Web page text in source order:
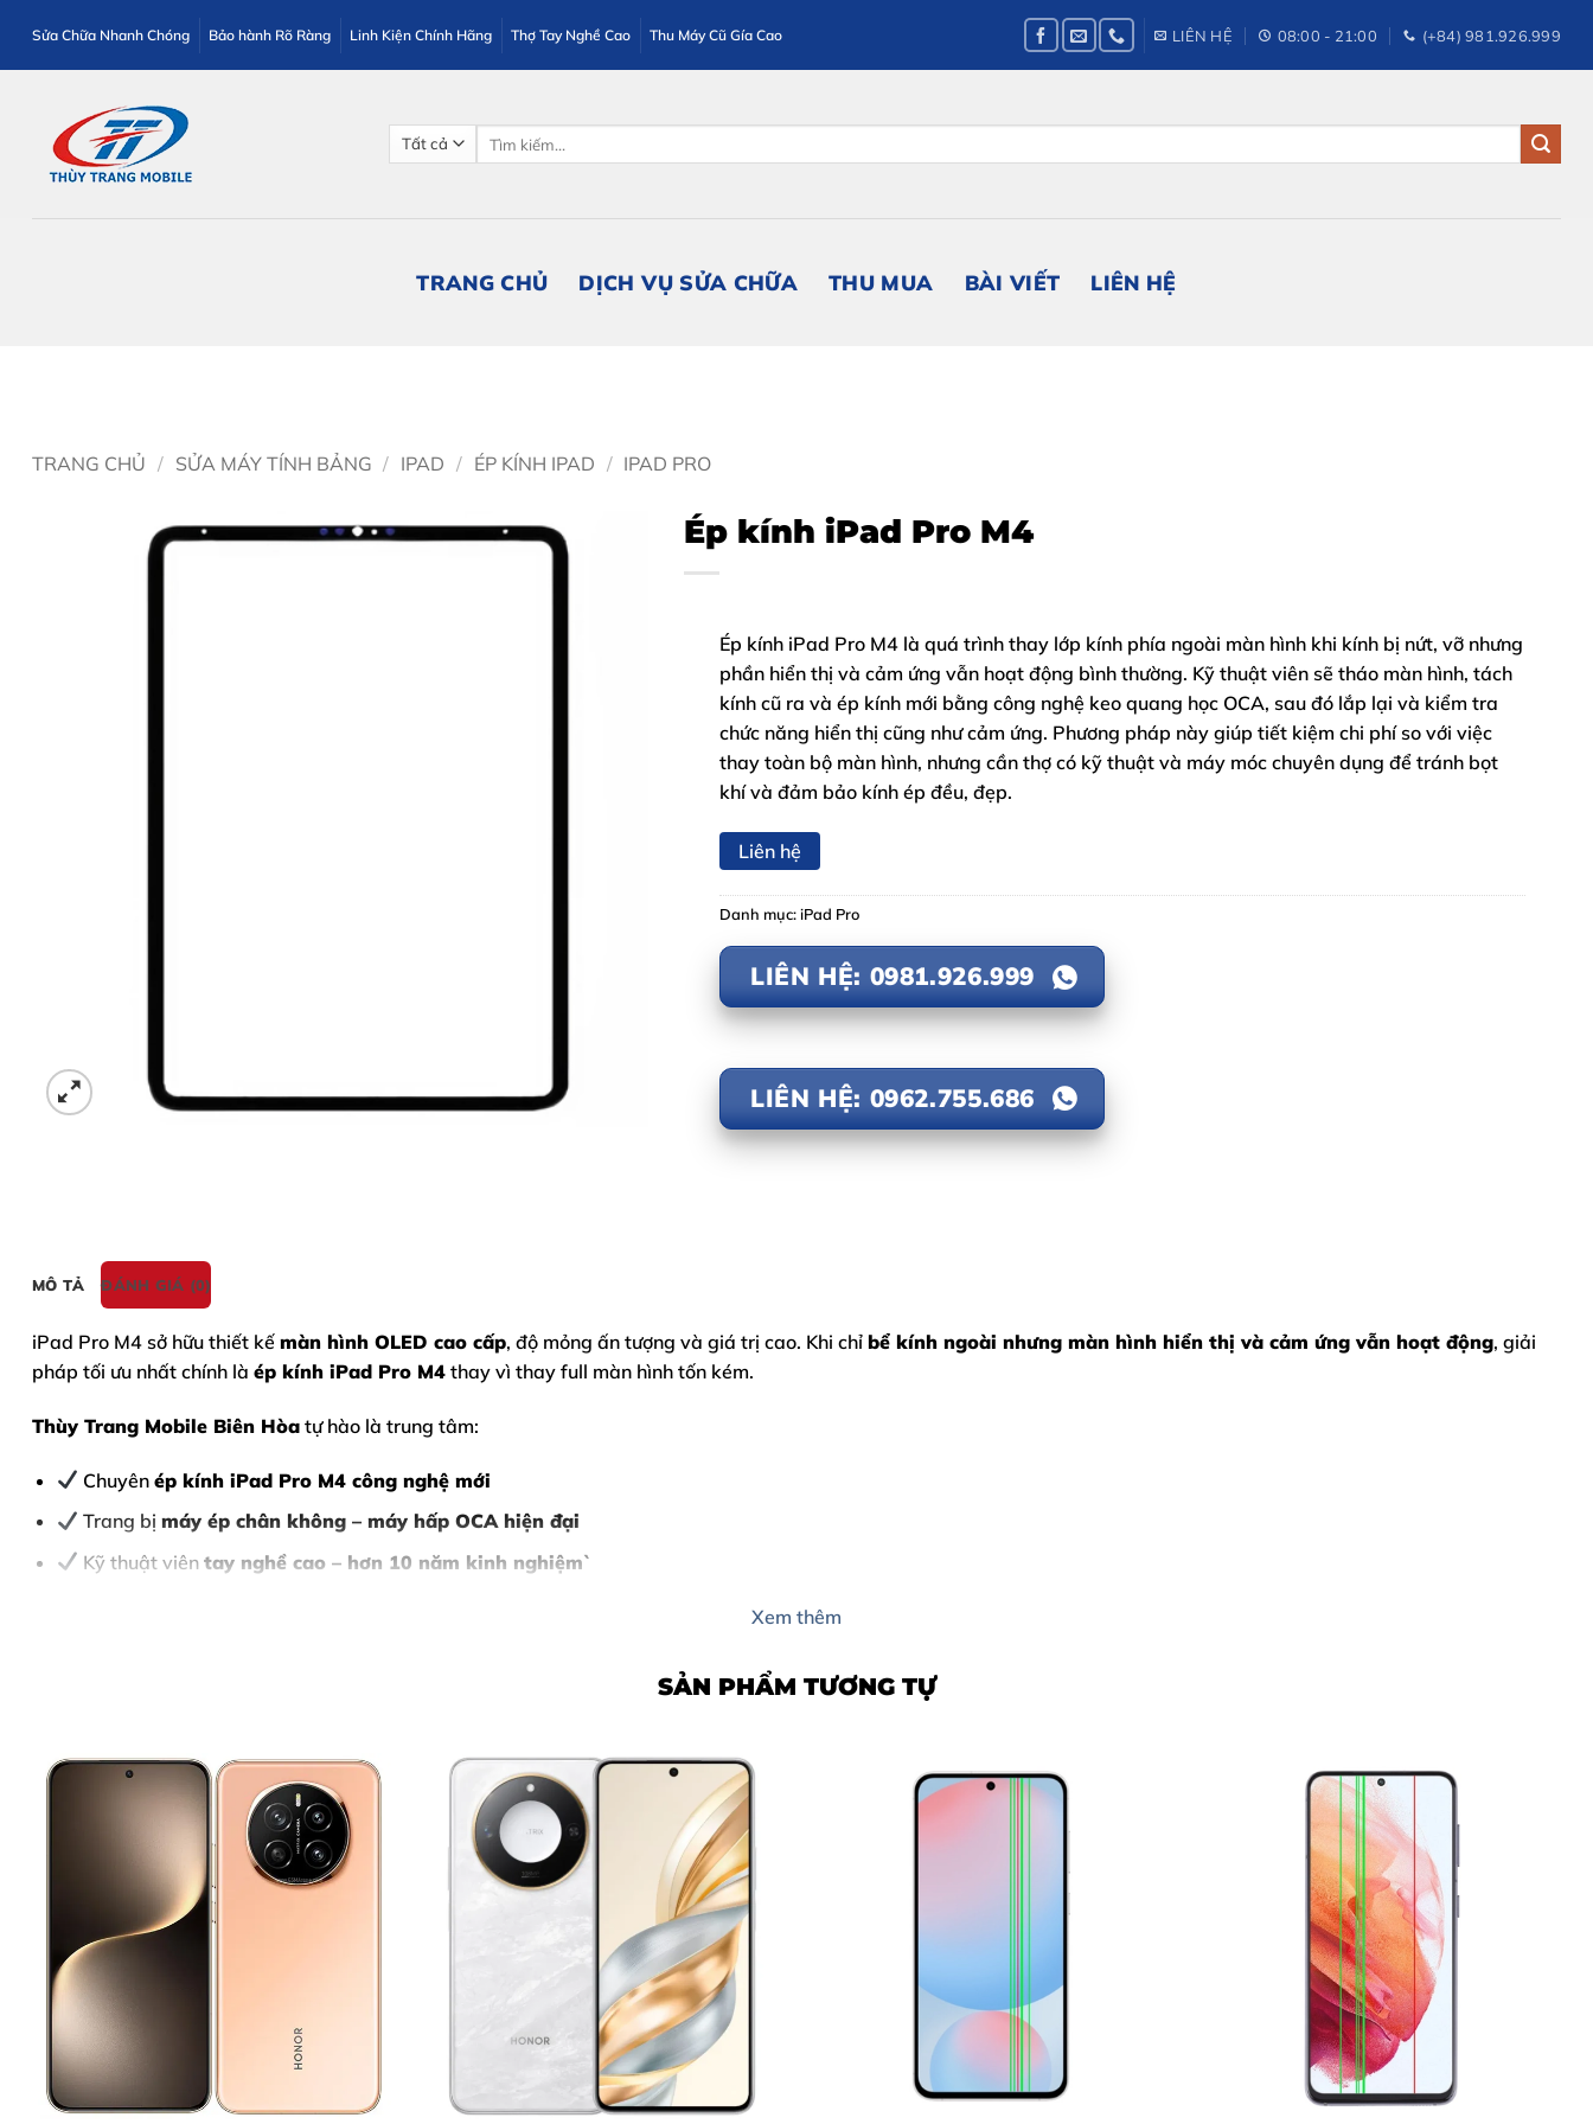
qua
nội
Sửa Chữa Nhanh Chóng Bảo hành Rõ Ràng Linh Kiện Chính Hãng Thợ Tay Nghề Cao Thu Máy Cũ Gía Cao LIÊN HỆ 08:00 - 21:00 (+84) 981.926.999
TRANG CHỦ DỊCH VỤ SỬA CHỮA THU MUA BÀI VIẾT LIÊN HỆ
TRANG CHỦ / SỬA MÁY TÍNH BẢNG / IPAD / ÉP KÍNH IPAD / IPAD PRO
Ép kính iPad Pro M4
Ép kính iPad Pro M4 là quá trình thay lớp kính phía ngoài màn hình khi kính bị nứt, vỡ nhưng
phần hiển thị và cảm ứng vẫn hoạt động bình thường. Kỹ thuật viên sẽ tháo màn hình, tách
kính cũ ra và ép kính mới bằng công nghệ keo quang học OCA, sau đó lắp lại và kiểm tra
chức năng hiển thị cũng như cảm ứng. Phương pháp này giúp tiết kiệm chi phí so với việc
thay toàn bộ màn hình, nhưng cần thợ có kỹ thuật và máy móc chuyên dụng để tránh bọt
khí và đảm bảo kính ép đều, đẹp.
Liên hệ
Danh mục:iPad Pro
LIÊN HỆ: 0981.926.999
LIÊN HỆ: 0962.755.686
MÔ TẢ ĐÁNH GIÁ (0)
iPad Pro M4 sở hữu thiết kế màn hình OLED cao cấp, độ mỏng ấn tượng và giá trị cao. Khi chỉ bể kính ngoài nhưng màn hình hiển thị và cảm ứng vẫn hoạt động, giải
pháp tối ưu nhất chính là ép kính iPad Pro M4 thay vì thay full màn hình tốn kém.
Thùy Trang Mobile Biên Hòa tự hào là trung tâm:
Chuyênép kính iPad Pro M4 công nghệ mới
Trang bịmáy ép chân không – máy hấp OCA hiện đại
Kỹ thuật viêntay nghề cao – hơn 10 năm kinh nghiệm`
Bảng giá ép kính iPad Pro M4 tại Biên Hòa
Quy trình ép kính iPad Pro M4 chuyên nghiệp – 5 bước rõ ràng
Bước 1: Tiếp nhận thiết bị và tư vấn ban đầu
Bước 2: Lập phiếu tiếp nhận và chẩn đoán chi tiết
Bước 3: Thông báo kết quả chẩn đoán và báo giá chính thức
Bước 4: Thực hiện ép kính iPad Pro M4
Bước 5: Bàn giao thiết bị và thanh toán
Cam kết dịch vụ ép kính iPad Pro M4 tại Thùy Trang Mobile
Một số dịch vụ sửa chữa khác tại Thùy Trang Mobile Biên Hòa
LIÊN HỆ ÉP KÍNH IPAD PRO M4 TẠI BIÊN HÒA NGAY HÔM NAY
Dấu hiệu bạn cần ép kính iPad Pro M4 ngay
Xem thêm
SẢN PHẨM TƯƠNG TỰ